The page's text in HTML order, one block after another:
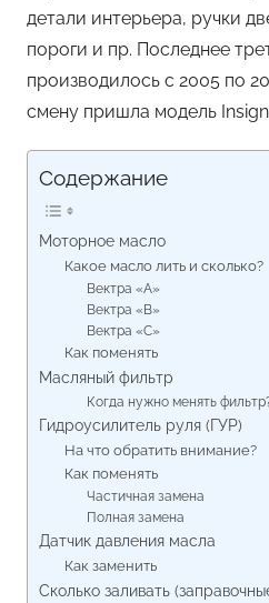
детали интерьера, ручки
пороги и пр. Последнее
производилось с 2005 по
смену пришла модель
Содержание
Моторное масло
Какое масло лить и сколько?
Вектра «A»
Вектра «B»
Вектра «C»
Как поменять
Масляный фильтр
Когда нужно менять
Гидроусилитель руля (ГУР)
На что обратить внимание?
Как поменять
Частичная замена
Полная замена
Датчик давления масла
Как заменить
Сколько заливать